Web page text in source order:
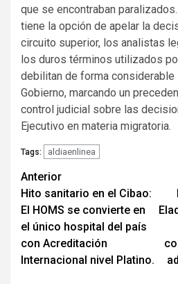
que se encontraban
tiene la opción de apelar la
circuito superior, los analistas
los duros términos utilizados
debilitan de forma
Gobierno, marcando un
control judicial sobre las
Ejecutivo en materia migratoria.
Tags: aldiaenlinea
Navegación
de
entradas
Anterior
Hito sanitario en el Cibao:
El HOMS se convierte en
el único hospital del país
con Acreditación
Internacional nivel Platino.